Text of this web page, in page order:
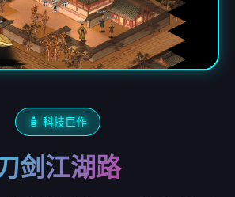
🧴 科技巨作
剑江湖路